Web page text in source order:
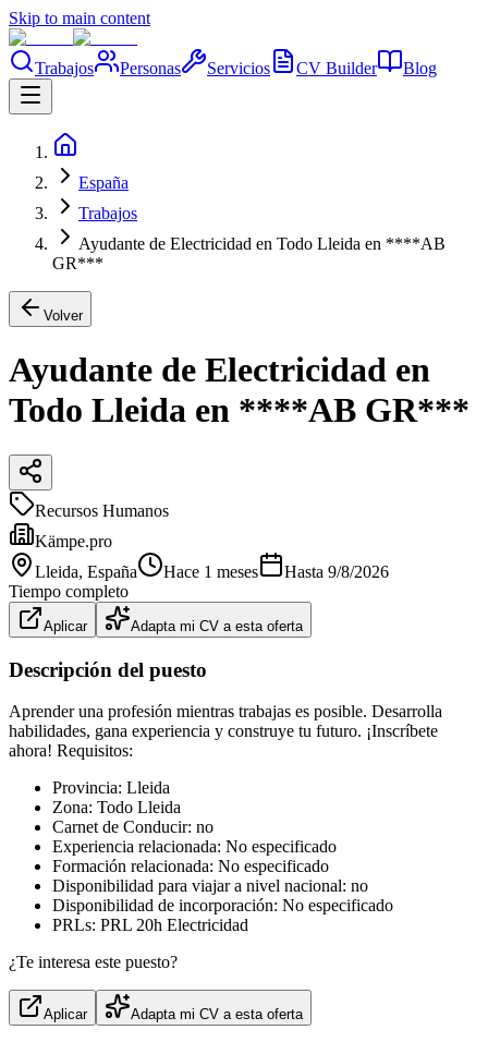
Skip to main content
Trabajos Personas Servicios CV Builder Blog
España
Trabajos
Ayudante de Electricidad en Todo Lleida en ****AB
GR***
Volver
Ayudante de Electricidad en
Todo Lleida en ****AB GR***
Recursos Humanos
Kämpe.pro
Lleida, España Hace 1 meses Hasta 9/8/2026
Tiempo completo
Aplicar Adapta mi CV a esta oferta
Descripción del puesto
Aprender una profesión mientras trabajas es posible. Desarrolla
habilidades, gana experiencia y construye tu futuro. ¡Inscríbete
ahora! Requisitos:
Provincia: Lleida
Zona: Todo Lleida
Carnet de Conducir: no
Experiencia relacionada: No especificado
Formación relacionada: No especificado
Disponibilidad para viajar a nivel nacional: no
Disponibilidad de incorporación: No especificado
PRLs: PRL 20h Electricidad
¿Te interesa este puesto?
Aplicar Adapta mi CV a esta oferta